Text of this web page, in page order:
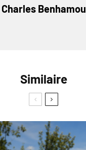
Charles Benhamou
Similaire